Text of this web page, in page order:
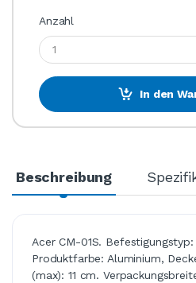
Anzahl
In den
Beschreibung
Acer CM-01S.
Produktfarbe: Aluminium,
(max): 11 cm.